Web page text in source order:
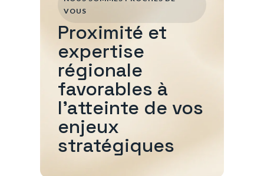
VOUS
Proximité et
expertise
régionale
favorables à
l'atteinte de vos
enjeux
stratégiques